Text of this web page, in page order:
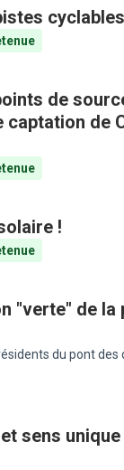
cyclables
de
de
!
"verte" de la
du pont des
sens